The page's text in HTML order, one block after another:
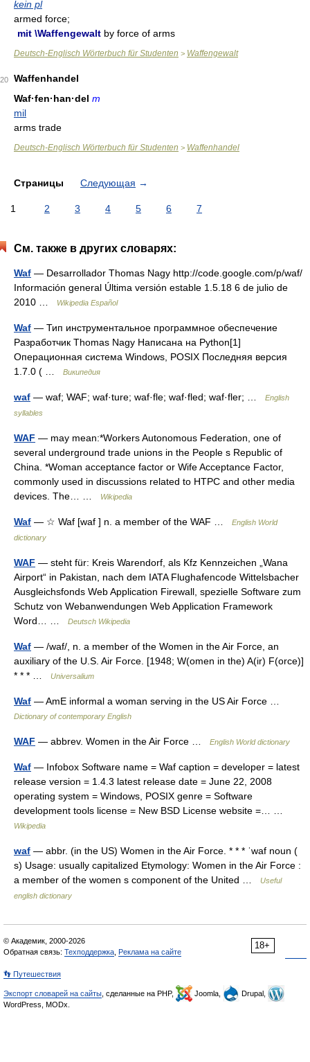
kein pl
armed force;
mit \Waffengewalt by force of arms
Deutsch-Englisch Wörterbuch für Studenten > Waffengewalt
20
Waffenhandel
Waf·fen·han·del m
mil
arms trade
Deutsch-Englisch Wörterbuch für Studenten > Waffenhandel
Страницы Следующая →
1 2 3 4 5 6 7
См. также в других словарях:
Waf — Desarrollador Thomas Nagy http://code.google.com/p/waf/
Información general Última versión estable 1.5.18 6 de julio de
2010 …
Wikipedia Español
Waf — Тип инструментальное программное обеспечение
Разработчик Thomas Nagy Написана на Python[1]
Операционная система Windows, POSIX Последняя версия
1.7.0 ( …
Википедия
waf — waf; WAF; waf·ture; waf·fle; waf·fled; waf·fler; …
English
syllables
WAF — may mean:*Workers Autonomous Federation, one of
several underground trade unions in the People s Republic of
China. *Woman acceptance factor or Wife Acceptance Factor,
commonly used in discussions related to HTPC and other media
devices. The… …
Wikipedia
Waf — ☆ Waf [waf ] n. a member of the WAF …
English World
dictionary
WAF — steht für: Kreis Warendorf, als Kfz Kennzeichen „Wana
Airport“ in Pakistan, nach dem IATA Flughafencode Wittelsbacher
Ausgleichsfonds Web Application Firewall, spezielle Software zum
Schutz von Webanwendungen Web Application Framework
Word… …
Deutsch Wikipedia
Waf — /waf/, n. a member of the Women in the Air Force, an
auxiliary of the U.S. Air Force. [1948; W(omen in the) A(ir) F(orce)]
* * * …
Universalium
Waf — AmE informal a woman serving in the US Air Force …
Dictionary of contemporary English
WAF — abbrev. Women in the Air Force … English World dictionary
Waf — Infobox Software name = Waf caption = developer = latest
release version = 1.4.3 latest release date = June 22, 2008
operating system = Windows, POSIX genre = Software
development tools license = New BSD License website =… …
Wikipedia
waf — abbr. (in the US) Women in the Air Force. * * * ˈwaf noun (
s) Usage: usually capitalized Etymology: Women in the Air Force :
a member of the women s component of the United …
Useful
english dictionary
18+
© Академик, 2000-2026
Обратная связь: Техподдержка Реклама на сайте
👣 Путешествия
Экспорт словарей на сайты , сделанные на PHP, Joomla,
Drupal,
WordPress, MODx.